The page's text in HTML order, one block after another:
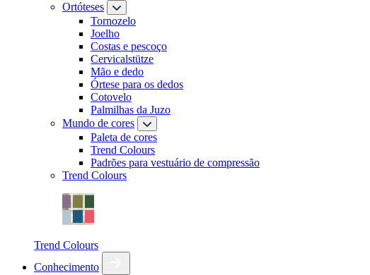
Ortóteses
Tornozelo
Joelho
Costas e pescoço
Cervicalstütze
Mão e dedo
Órtese para os dedos
Cotovelo
Palmilhas da Juzo
Mundo de cores
Paleta de cores
Trend Colours
Padrões para vestuário de compressão
Trend Colours
Trend Colours
Conhecimento